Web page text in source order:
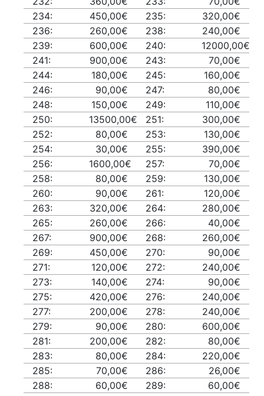
234:
450,00€ 235:
320,00€
236:
260,00€ 238:
240,00€
239:
600,00€ 240:
12000,00€
241:
900,00€ 243:
70,00€
244:
180,00€ 245:
160,00€
246:
90,00€ 247:
80,00€
248:
150,00€ 249:
110,00€
250:
13500,00€ 251:
300,00€
252:
80,00€ 253:
130,00€
254:
30,00€ 255:
390,00€
256:
1600,00€ 257:
70,00€
258:
80,00€ 259:
130,00€
260:
90,00€ 261:
120,00€
263:
320,00€ 264:
280,00€
265:
260,00€ 266:
40,00€
267:
900,00€ 268:
260,00€
269:
450,00€ 270:
90,00€
271:
120,00€ 272:
240,00€
273:
140,00€ 274:
90,00€
275:
420,00€ 276:
240,00€
277:
200,00€ 278:
240,00€
279:
90,00€ 280:
600,00€
281:
200,00€ 282:
80,00€
283:
80,00€ 284:
220,00€
285:
70,00€ 286:
26,00€
288:
60,00€ 289:
60,00€